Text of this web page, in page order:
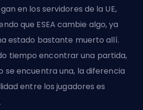
en los servidores de la UE,
que ESEA cambie algo, ya
estado bastante muerto allí.
tiempo encontrar una partida,
se encuentra una, la diferencia
entre los jugadores es